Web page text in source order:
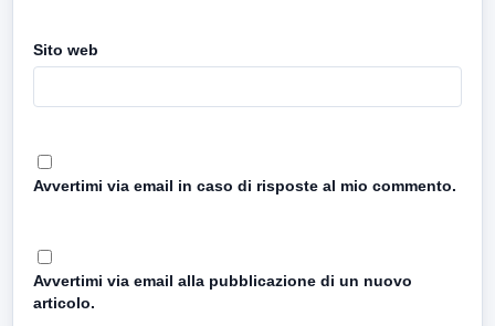
Sito web
Avvertimi via email in caso di risposte al mio commento.
Avvertimi via email alla pubblicazione di un nuovo
articolo.